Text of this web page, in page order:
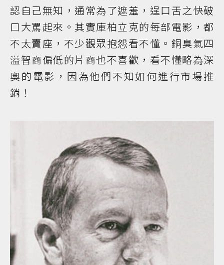
認自己無知，通常為了遮羞，逞口舌之快破
口大罵起來。其實庫柏立克的每部電影，都
不太賣座，不少觀眾抱怨看不懂。銅臭氣四
溢智商偏低的片商也不喜歡，看不懂略為深
奧的電影，因為他們不知如何進行市場推
銷！